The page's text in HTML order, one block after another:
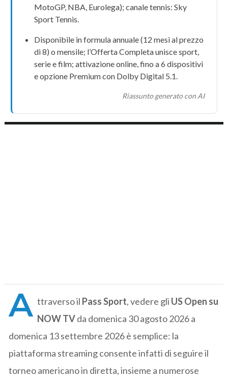
MotoGP, NBA, Eurolega); canale tennis:Sky
Sport Tennis.
Disponibile in formula annuale (12 mesi al prezzo
di 8) o mensile; l’Offerta Completaunisce sport,
serie e film; attivazione online, fino a 6 dispositivi
e opzione Premiumcon Dolby Digital 5.1.
Riassunto generato con AI
A ttraverso il Pass Sport, vedere gli US Open su
NOW TVda domenica 30 agosto 2026 a
domenica 13 settembre 2026 è semplice: la
piattaforma streaming consente infatti di seguire il
torneo americano in diretta, insieme a numerose